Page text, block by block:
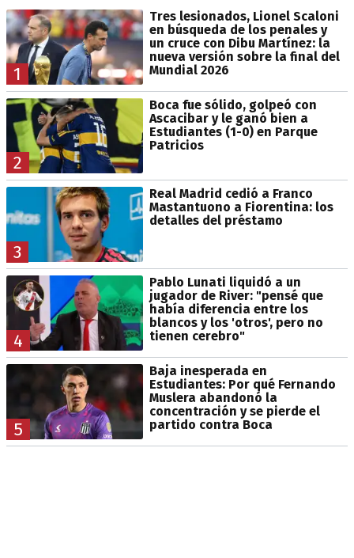
1
Tres lesionados, Lionel Scaloni
en búsqueda de los penales y
un cruce con Dibu Martínez: la
nueva versión sobre la final del
Mundial 2026
2
Boca fue sólido, golpeó con
Ascacibar y le ganó bien a
Estudiantes (1-0) en Parque
Patricios
3
Real Madrid cedió a Franco
Mastantuono a Fiorentina: los
detalles del préstamo
4
Pablo Lunati liquidó a un
jugador de River: "pensé que
había diferencia entre los
blancos y los 'otros', pero no
tienen cerebro"
5
Baja inesperada en
Estudiantes: Por qué Fernando
Muslera abandonó la
concentración y se pierde el
partido contra Boca